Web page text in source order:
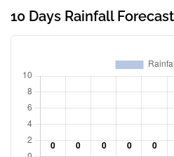
10 Days Rainfall